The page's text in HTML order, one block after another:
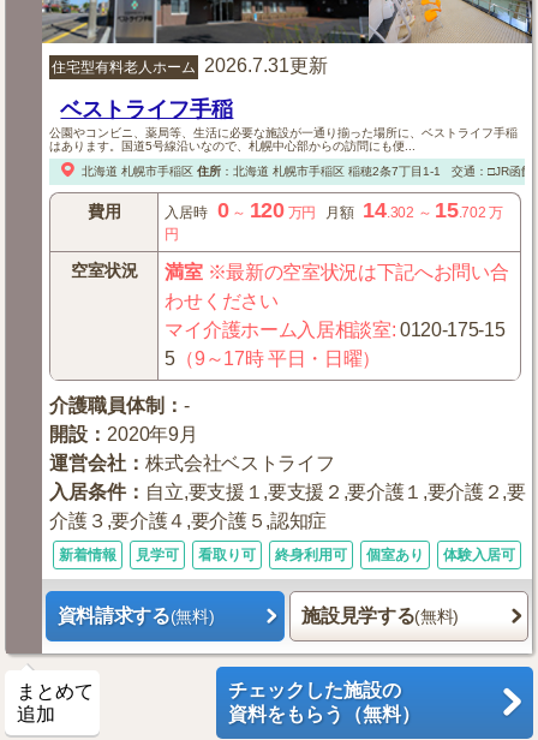
住宅型有料老人ホーム 2026.7.31更新
ベストライフ手稲
公園やコンビニ、薬局等、生活に必要な施設が一通り揃った場所に、ベストライフ手稲
はあります。国道5号線沿いなので、札幌中心部からの訪問にも便...
北海道 札幌市手稲区 住所： 北海道 札幌市手稲区稲穂2条7丁目1-1 交通：□JR函館
費用 入居時 0～ 120 万円 月額 14.302 ～ 15.702 万
円
空室状況 満室※最新の空室状況は下記へお問い合
わせください
マイ介護ホーム入居相談室:0120-175-15
5 （9～17時 平日・日曜）
介護職員体制 ：-
開設 ： 2020年9月
運営会社 ：株式会社ベストライフ
入居条件： 自立,要支援１,要支援２,要介護１,要介護２,要
介護３,要介護４,要介護５,認知症
新着情報 見学可 看取り可 終身利用可 個室あり 体験入居可
資料請求する(無料) 施設見学する(無料)
まとめて
追加
チェックした施設の
資料をもらう（無料）